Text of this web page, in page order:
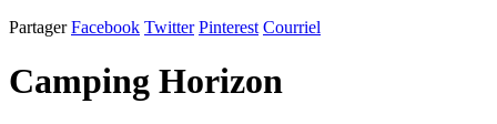
Partager Facebook Twitter Pinterest Courriel
Camping Horizon